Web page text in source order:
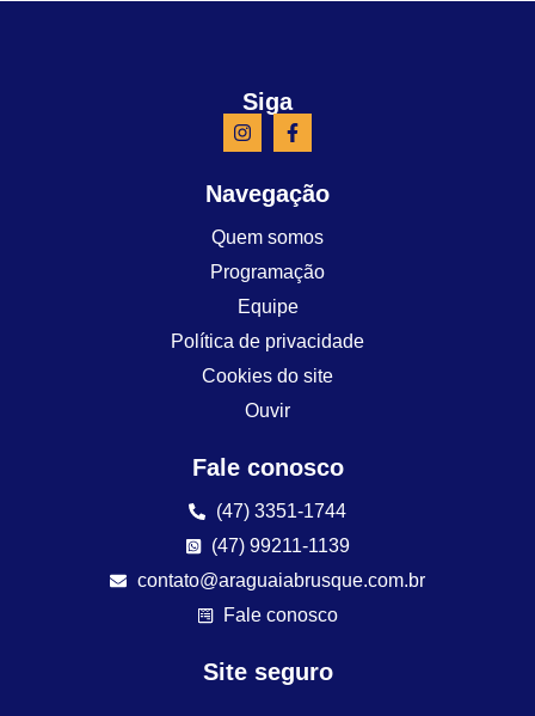
Siga
Navegação
Quem somos
Programação
Equipe
Política de privacidade
Cookies do site
Ouvir
Fale conosco
(47) 3351-1744
(47) 99211-1139
contato@araguaiabrusque.com.br
Fale conosco
Site seguro